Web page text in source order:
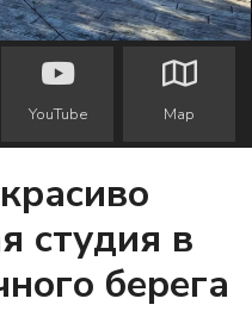
YouTube Map
студия в
берега